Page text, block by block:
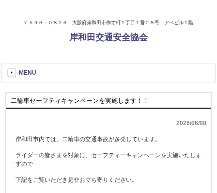
〒５９６－０８２６ 大阪府岸和田市作才町１丁目１番２８号 アベビル１階
岸和田交通安全協会
MENU
二輪車セーフティキャンペーンを実施します！！
2026/06/08
岸和田市内では、二輪車の交通事故が多発しています。
ライダーの皆さまを対象に、セーフティーキャンペーンを実施いたしま
すので
下記をご覧いただき是非お立ち寄りください。